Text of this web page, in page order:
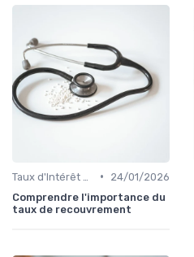
•
24/01/2026
Comprendre l'importance du
taux de recouvrement